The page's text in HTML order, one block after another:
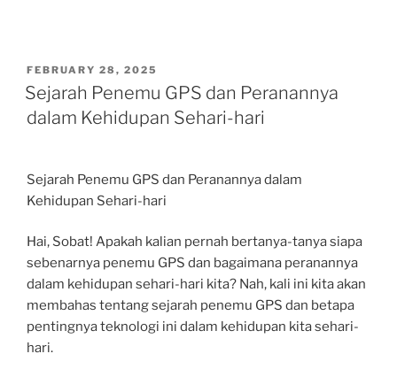
POSTED
ON
FEBRUARY 28, 2025
Sejarah Penemu GPS dan Peranannya
dalam Kehidupan Sehari-hari
Sejarah Penemu GPS dan Peranannya dalam
Kehidupan Sehari-hari
Hai, Sobat! Apakah kalian pernah bertanya-tanya siapa
sebenarnya penemu GPS dan bagaimana peranannya
dalam kehidupan sehari-hari kita? Nah, kali ini kita akan
membahas tentang sejarah penemu GPS dan betapa
pentingnya teknologi ini dalam kehidupan kita sehari-
hari.